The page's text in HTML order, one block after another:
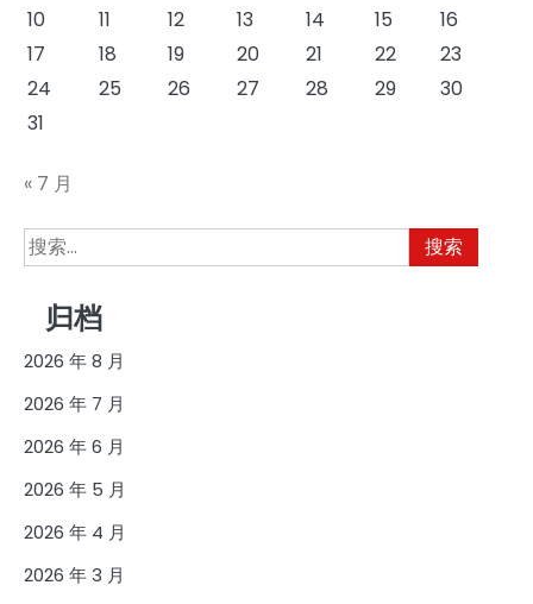
10
11 12 13 14 15
16
17
18 19 20 21 22
23
24
25 26 27 28 29
30
31
« 7 月
搜
索：
归档
2026 年 8 月
2026 年 7 月
2026 年 6 月
2026 年 5 月
2026 年 4 月
2026 年 3 月